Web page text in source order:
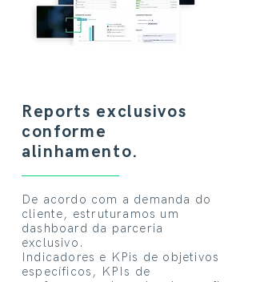
Reports exclusivos
conforme
alinhamento.
De acordo com a demanda do
cliente, estruturamos um
dashboard da parceria
exclusivo.
Indicadores e KPis de objetivos
específicos, KPIs de